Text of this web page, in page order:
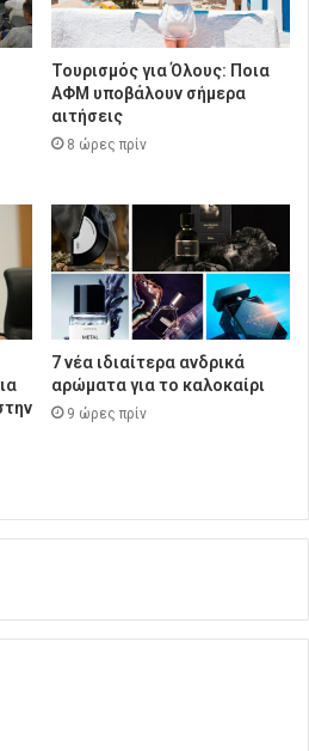
Τουρισμός για Όλους: Ποια
ΑΦΜ υποβάλουν σήμερα
αιτήσεις
8 ώρες πρίν
7 νέα ιδιαίτερα ανδρικά
αρώματα για το καλοκαίρι
9 ώρες πρίν